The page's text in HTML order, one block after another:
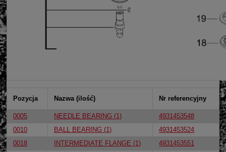
Pozycja Nazwa (ilość) Nr referencyjny
0005 NEEDLE BEARING (1)
4931453548
0010
BALL BEARING (1)
4931453524
0018
INTERMEDIATE FLANGE (1)
4931453551